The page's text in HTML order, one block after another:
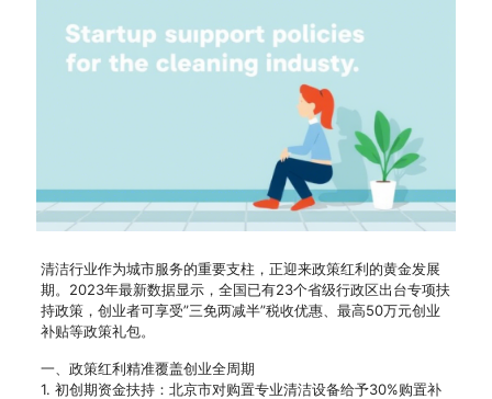
清洁行业作为城市服务的重要支柱，正迎来政策红利的黄金发展
期。2023年最新数据显示，全国已有23个省级行政区出台专项扶
持政策，创业者可享受”三免两减半”税收优惠、最高50万元创业
补贴等政策礼包。
一、政策红利精准覆盖创业全周期
1. 初创期资金扶持：北京市对购置专业清洁设备给予30%购置补